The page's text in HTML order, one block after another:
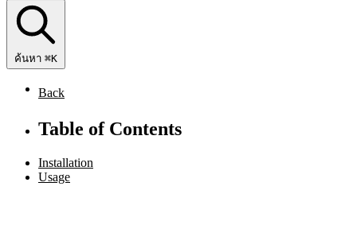
ค้นหา ⌘K
Back
Table of Contents
Installation
Usage